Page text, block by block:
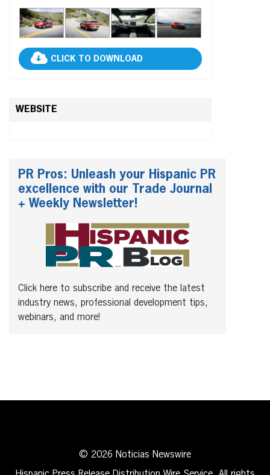
CLICK TO DOWNLOAD
WEBSITE
PR Pros: Unleash your Hispanic PR
excellence with our Trade Journal
+ Weekly Newsletter!
Click here to subscribe and receive the latest
industry news, professional development tips,
webinars, and more!
© 2026 Noticias Newswire